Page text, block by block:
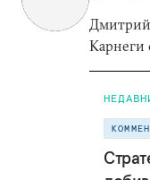
Дмитрий
Карнеги